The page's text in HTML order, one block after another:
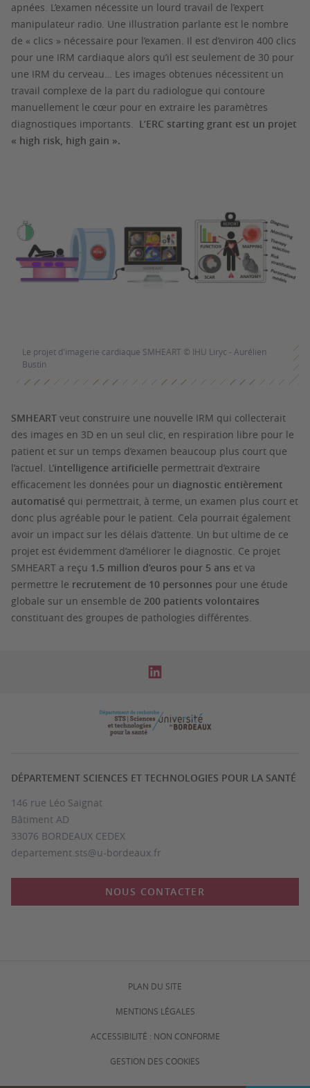
apnées. L’examen nécessite un lourd travail de l’expert
manipulateur radio. Une illustration parlante est le nombre
de « clics » nécessaire pour l’examen. Il est d’environ 400 clics
pour une IRM cardiaque alors qu’il est seulement de 30 pour
une IRM du cerveau… Les images obtenues nécessitent un
travail complexe de la part du radiologue qui contoure
manuellement le cœur pour en extraire les paramètres
diagnostiques importants. L’ERC starting grant est un projet
« high risk, high gain ».
Le projet d'imagerie cardiaque SMHEART © IHU Liryc - Aurélien
Bustin
SMHEART veut construire une nouvelle IRM qui collecterait
des images en 3D en un seul clic, en respiration libre pour le
patient et sur un temps d’examen beaucoup plus court que
l’actuel. L’intelligence artificielle permettrait d’extraire
efficacement les données pour un diagnostic entièrement
automatisé qui permettrait, à terme, un examen plus court et
donc plus agréable pour le patient. Cela pourrait également
avoir un impact sur les délais d’attente. Un but ultime de ce
projet est évidemment d’améliorer le diagnostic. Ce projet
SMHEART a reçu 1.5 million d’euros pour 5 ans et va
permettre le recrutement de 10 personnes pour une étude
globale sur un ensemble de 200 patients volontaires
constituant des groupes de pathologies différentes.
DÉPARTEMENT SCIENCES ET TECHNOLOGIES POUR LA SANTÉ
146 rue Léo Saignat
Bâtiment AD
33076 BORDEAUX CEDEX
departement.sts@u-bordeaux.fr
NOUS CONTACTER
PLAN DU SITE
MENTIONS LÉGALES
ACCESSIBILITÉ : NON CONFORME
GESTION DES COOKIES